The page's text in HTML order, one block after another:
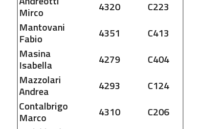
Mirco 4320
C223
Mantovani
Fabio 4351
C413
Masina
Isabella 4279
C404
Mazzolari
Andrea 4293
C124
Contalbrigo
Marco 4310
C206